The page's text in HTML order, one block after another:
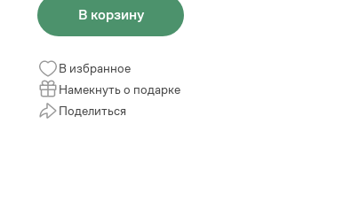
В корзину
В избранное
Намекнуть о подарке
Поделиться